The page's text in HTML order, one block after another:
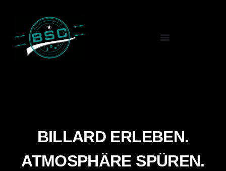
BILLARD ERLEBEN.
ATMOSPHÄRE SPÜREN.